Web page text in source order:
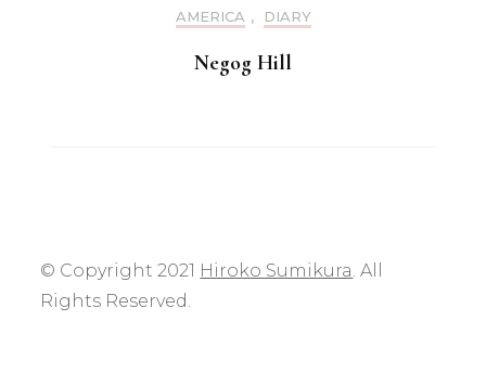
AMERICA , DIARY
Negog Hill
© Copyright 2021 Hiroko Sumikura. All
Rights Reserved.